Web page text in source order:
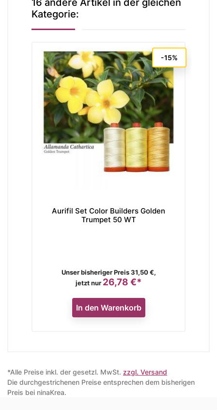
Kategorie:
Aurifil Set Color Builders Golden
Trumpet 50 WT
Verkaufspreis
Unser bisheriger Preis 31,50 €,
jetzt nur
-15%
Preis
26,78 €*
In den Warenkorb
*Alle Preise inkl. der gesetzl. MwSt. zzgl. Versand
Die durchgestrichenen Preise entsprechen dem bisherigen
Preis bei ninaKrea.